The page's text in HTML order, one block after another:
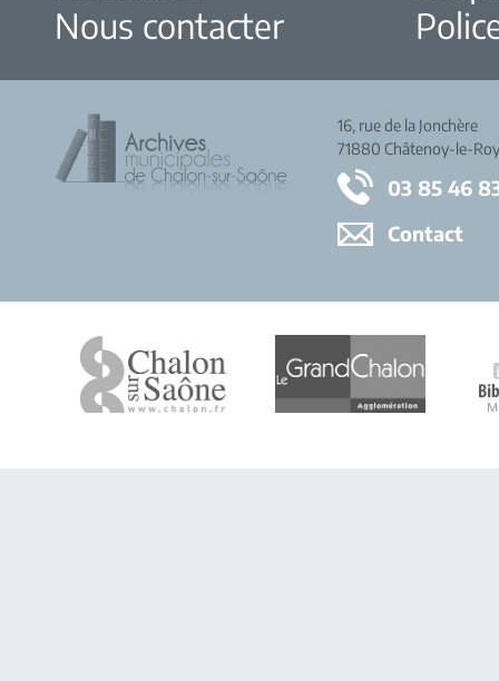
Nous contacter
16, rue de la Jonchère
71880 Châtenoy-le-
03 85 46
Contact